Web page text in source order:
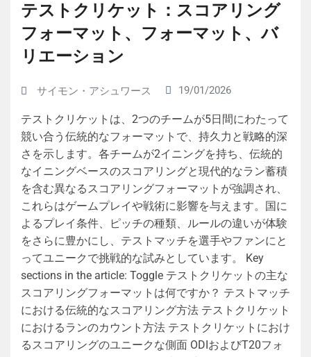
テストクリケット：スコアリング
フォーマット、フォーマット、バ
リエーション
サイモン・アシュワース 19/01/2026
テストクリケットは、2つのチームが5日間にわたって
競い合う伝統的なフォーマットで、持久力と戦略的深
さを示します。各チームが2イニングを持ち、伝統的
なイニングベースのスコアリングと現代的なラン蓄積
を含む異なるスコアリングフォーマットが強調され、
これらはゲームプレイや戦術に影響を与えます。国に
よるプレイ条件、ピッチの種類、ルールの違いが体験
をさらに豊かにし、テストマッチを選手やファンにと
ってユニークで挑戦的な試みとしています。 Key
sections in the article: Toggle テストクリケットの主な
スコアリングフォーマットは何ですか？ テストマッチ
における伝統的なスコアリング方法 テストクリケット
におけるランのカウント方法 テストクリケットにおけ
るスコアリングのユニークな側面 ODIおよびT20フォ